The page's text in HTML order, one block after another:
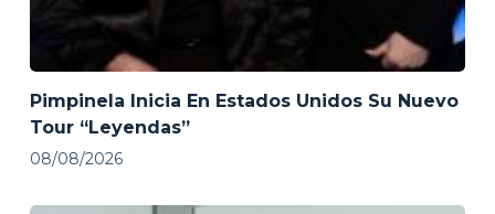
Pimpinela Inicia En Estados Unidos Su Nuevo
Tour “Leyendas”
08/08/2026